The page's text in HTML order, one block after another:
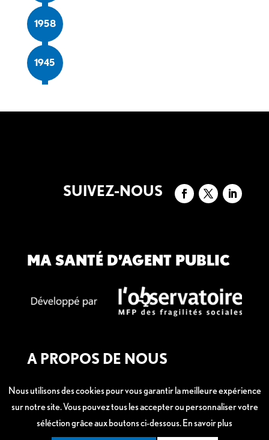
1958
1945
SUIVEZ-NOUS
MA SANTÉ D’AGENT PUBLIC
A PROPOS DE NOUS
Mentions légales
Nous utilisons des cookies pour vous garantir la meilleure expérience
sur notre site. Vous pouvez tous les accepter ou personnaliser votre
séléction grâce aux boutons ci-dessous.En savoir plus